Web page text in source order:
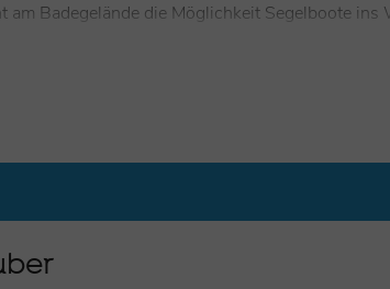
Badegelände die Möglichkeit Segelboote
eigener Badestrand mit Wassersportzentrum,